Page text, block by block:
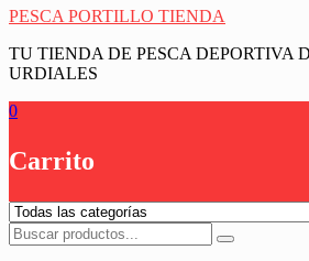
PESCA PORTILLO TIENDA
TU TIENDA DE PESCA DEPORTIVA
URDIALES
0
Carrito